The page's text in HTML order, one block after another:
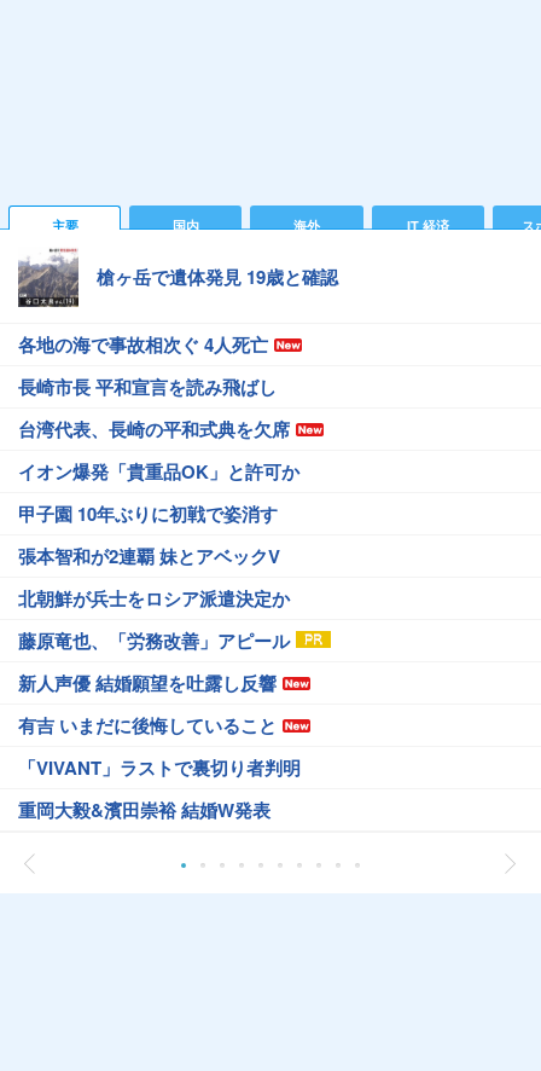
主要 国内 海外 IT 経済 ス
槍ヶ岳で遺体発見 19歳と確認
各地の海で事故相次ぐ 4人死亡
長崎市長 平和宣言を読み飛ばし
台湾代表、長崎の平和式典を欠席
イオン爆発「貴重品OK」と許可か
甲子園 10年ぶりに初戦で姿消す
張本智和が2連覇 妹とアベックV
北朝鮮が兵士をロシア派遣決定か
藤原竜也、「労務改善」アピール
新人声優 結婚願望を吐露し反響
有吉 いまだに後悔していること
「VIVANT」ラストで裏切り者判明
重岡大毅&濱田崇裕 結婚W発表